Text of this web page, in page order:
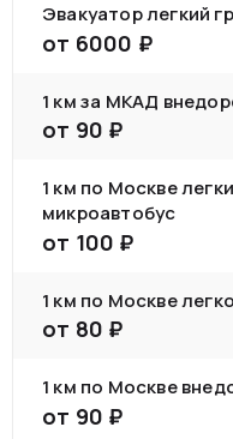
Эвакуатор легкий
от 6000 ₽
1 км за МКАД
от 90 ₽
1 км по Москве
микроавтобус
от 100 ₽
1 км по Москве
от 80 ₽
1 км по Москве
от 90 ₽